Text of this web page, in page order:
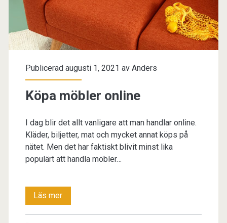
säng
online
Publicerad augusti 1, 2021 av Anders
Köpa möbler online
I dag blir det allt vanligare att man handlar online.
Kläder, biljetter, mat och mycket annat köps på
nätet. Men det har faktiskt blivit minst lika
populärt att handla möbler…
Läs merKöpa
möbler